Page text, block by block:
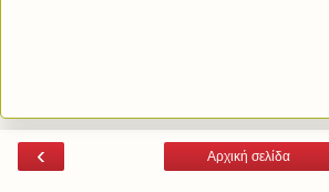
‹ Αρχική σελίδα